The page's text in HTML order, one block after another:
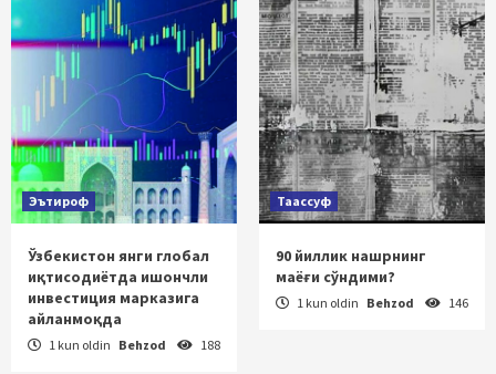
Эътироф
Ўзбекистон янги глобал
иқтисодиётда ишончли
инвестиция марказига
айланмоқда
1 kun oldin Behzod 188
Таассуф
90 йиллик нашрнинг
маёғи сўндими?
1 kun oldin Behzod 146